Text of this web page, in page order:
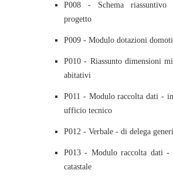
P008 - Schema riassuntivo
progetto
P009 - Modulo dotazioni
P010 - Riassunto dimensioni
abitativi
P011 - Modulo raccolta dati -
ufficio tecnico
P012 - Verbale - di delega
P013 - Modulo raccolta dati -
catastale